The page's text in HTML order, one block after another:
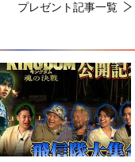
プレゼント記事一覧